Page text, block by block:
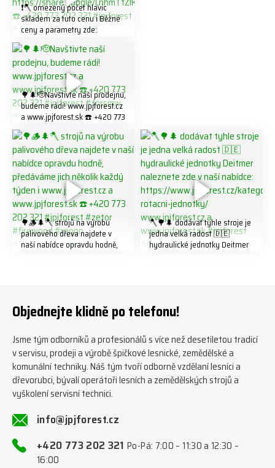
❗️🪓 omezený počet hlavic
skladem za tuto cenu ℹ️ Běžné
ceny a parametry zde:
K8W5t7i6o ☎️ +420 773 202
321 #jpjforest #forsmw
#firewood #
🌳🌲🫡Navštivte naší prodejnu,
budeme rádi! www.jpjforest.cz
a www.jpjforest.sk ☎️ +420 773
#biojack #regon #vahvajussi
🌳🪵🌲🪓 strojů na výrobu
palivového dřeva najdete v
naší nabídce opravdu hodně,
#firewoodproduction
🪓🌳🌲 dodávat tyhle stroje je
jedna velká radost 🇩🇪
hydraulické jednotky Deitmer
#firewood #deitmer
Objednejte klidně po telefonu!
Jsme tým odborníků a profesionálů s více než desetiletou tradicí
v servisu, prodeji a výrobě špičkové lesnické, zemědělské a
komunální techniky. Náš tým tvoří odborně vzdělaní lesníci a
dřevorubci, bývalí operátoři lesních a zemědělských strojů a
vyškolení servisní technici.
info@jpjforest.cz
+420 773 202 321Po-Pá: 7:00 – 11:30 a 12:30 –
16:00